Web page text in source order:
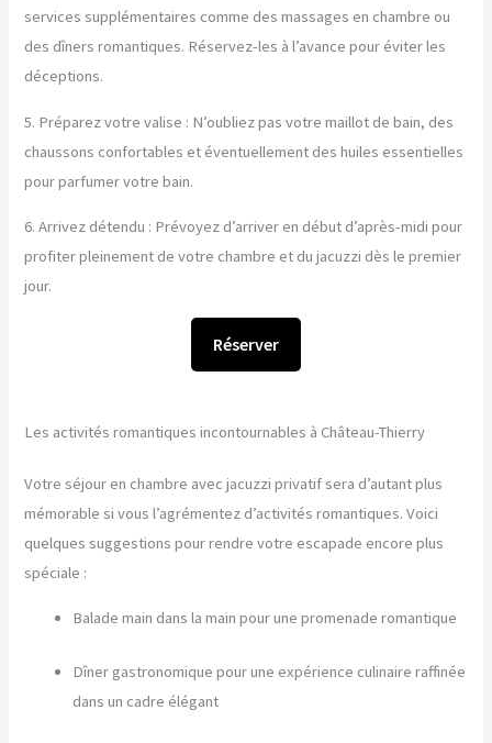
services supplémentaires comme des massages en chambre ou
des dîners romantiques. Réservez-les à l’avance pour éviter les
déceptions.
5. Préparez votre valise : N’oubliez pas votre maillot de bain, des
chaussons confortables et éventuellement des huiles essentielles
pour parfumer votre bain.
6. Arrivez détendu : Prévoyez d’arriver en début d’après-midi pour
profiter pleinement de votre chambre et du jacuzzi dès le premier
jour.
Réserver
Les activités romantiques incontournables à Château-Thierry
Votre séjour en chambre avec jacuzzi privatif sera d’autant plus
mémorable si vous l’agrémentez d’activités romantiques. Voici
quelques suggestions pour rendre votre escapade encore plus
spéciale :
Balade main dans la main pour une promenade romantique
Dîner gastronomique pour une expérience culinaire raffinée
dans un cadre élégant